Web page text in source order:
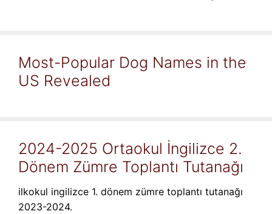
Most-Popular Dog Names in the
US Revealed
2024-2025 Ortaokul İngilizce 2.
Dönem Zümre Toplantı Tutanağı
ilkokul ingilizce 1. dönem zümre toplantı tutanağı
2023-2024.